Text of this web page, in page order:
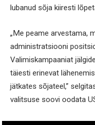
lubanud sõja kiiresti
„Me peame arvestama,
administratsiooni
Valimiskampaaniat
täiesti erinevat
jätkates sõjateel,”
valitsuse soovi oodata